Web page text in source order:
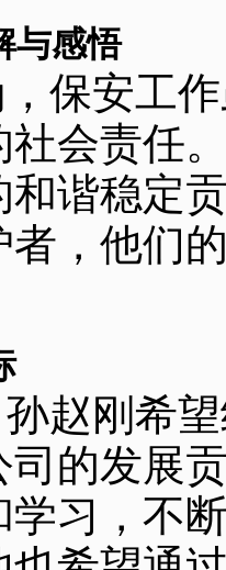
与感悟
保安工
会责任
和谐稳定
者，他们
赵刚希
的发展
学习，不